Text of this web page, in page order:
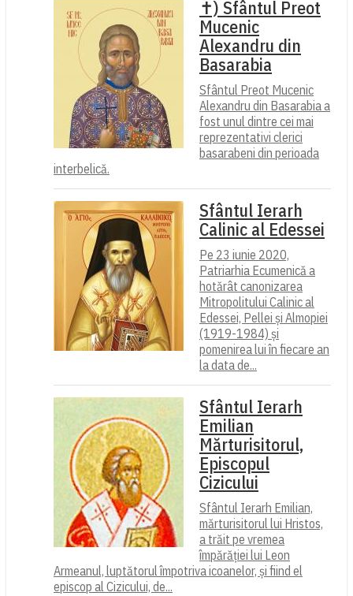
✝) Sfântul Preot
Mucenic
Alexandru din
Basarabia
Sfântul Preot Mucenic
Alexandru din Basarabia a
fost unul dintre cei mai
reprezentativi clerici
basarabeni din perioada
interbelică.
Sfântul Ierarh
Calinic al Edessei
Pe 23 iunie 2020,
Patriarhia Ecumenică a
hotărât canonizarea
Mitropolitului Calinic al
Edessei, Pellei și Almopiei
(1919-1984) și
pomenirea lui în fiecare an
la data de...
Sfântul Ierarh
Emilian
Mărturisitorul,
Episcopul
Cizicului
Sfântul Ierarh Emilian,
mărturisitorul lui Hristos,
a trăit pe vremea
împărăției lui Leon
Armeanul, luptătorul împotriva icoanelor, și fiind el
episcop al Cizicului, de...